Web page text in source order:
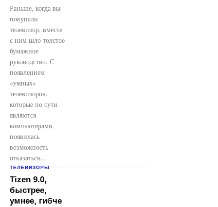
Раньше, когда вы
покупали
телевизор, вместе
с ним шло толстое
бумажное
руководство. С
появлением
«умных»
телевизоров,
которые по сути
являются
компьютерами,
появилась
возможность
отказаться...
ТЕЛЕВИЗОРЫ
Tizen 9.0,
быстрее,
умнее, гибче